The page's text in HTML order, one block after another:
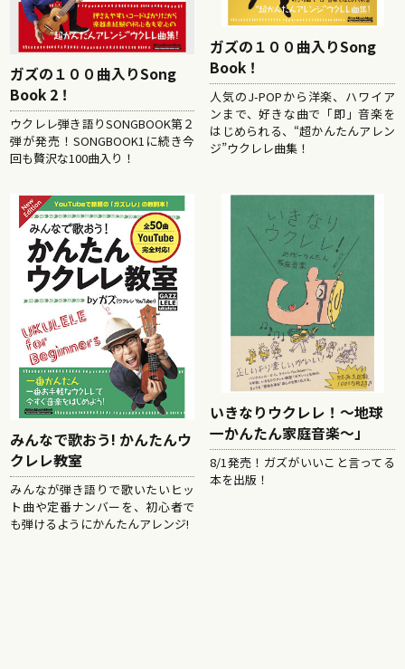
ガズの１００曲入りSong
Book 2！
ウクレレ弾き語りSONGBOOK第２
弾が発売！SONGBOOK1に続き今
回も贅沢な100曲入り！
ガズの１００曲入りSong
Book！
人気のJ-POPから洋楽、ハワイア
ンまで、好きな曲で「即」音楽を
はじめられる、“超かんたんアレン
ジ”ウクレレ曲集！
みんなで歌おう! かんたんウ
クレレ教室
みんなが弾き語りで歌いたいヒッ
ト曲や定番ナンバーを、初心者で
も弾けるようにかんたんアレンジ!
いきなりウクレレ！〜地球
一かんたん家庭音楽〜」
8/1発売！ガズがいいこと言ってる
本を出版！